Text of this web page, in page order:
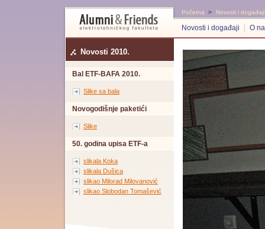
Početna Novosti i događaji
Novosti i događaji O
Novosti 2010.
Bal ETF-BAFA 2010.
Slike sa bala
Novogodišnje paketići
Slike
50. godina upisa ETF-a
slikala Koka
slikala Dušica
slikao Milorad Milovanović
slikao Slobodan Tomašević